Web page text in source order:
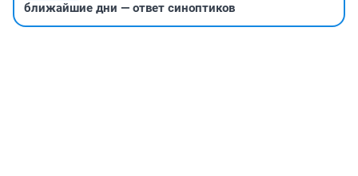
ближайшие дни — ответ синоптиков